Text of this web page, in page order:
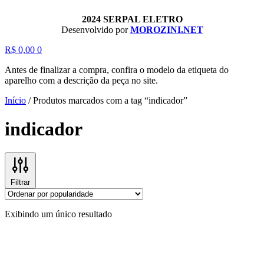
2024 SERPAL ELETRO
Desenvolvido porMOROZINI.NET
R$ 0,00 0
Antes de finalizar a compra, confira o modelo da etiqueta do
aparelho com a descrição da peça no site.
Início /Produtos marcados com a tag “indicador”
indicador
Filtrar
Exibindo um único resultado